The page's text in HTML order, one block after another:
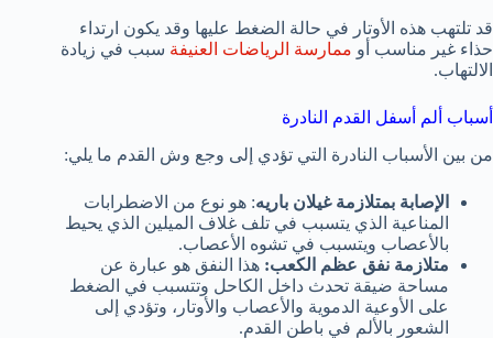
قد تلتهب هذه الأوتار في حالة الضغط عليها وقد يكون ارتداء
حذاء غير مناسب أو ممارسة الرياضات العنيفة سبب في زيادة
الالتهاب.
أسباب ألم أسفل القدم النادرة
من بين الأسباب النادرة التي تؤدي إلى وجع وش القدم ما يلي:
الإصابة بمتلازمة غيلان باريه: هو نوع من الاضطرابات
المناعية الذي يتسبب في تلف غلاف الميلين الذي يحيط
بالأعصاب ويتسبب في تشوه الأعصاب.
متلازمة نفق عظم الكعب: هذا النفق هو عبارة عن
مساحة ضيقة تحدث داخل الكاحل وتتسبب في الضغط
على الأوعية الدموية والأعصاب والأوتار، وتؤدي إلى
الشعور بالألم في باطن القدم.